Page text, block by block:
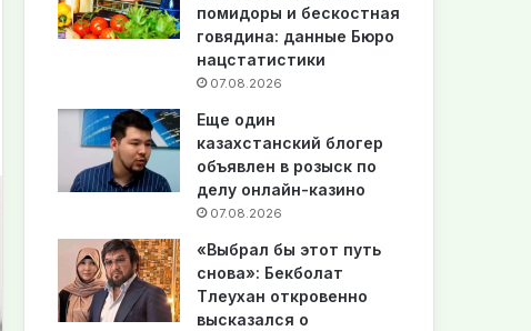
помидоры и бескостная
говядина: данные Бюро
нацстатистики
07.08.2026
Еще один
казахстанский блогер
объявлен в розыск по
делу онлайн-казино
07.08.2026
«Выбрал бы этот путь
снова»: Бекболат
Тлеухан откровенно
высказался о